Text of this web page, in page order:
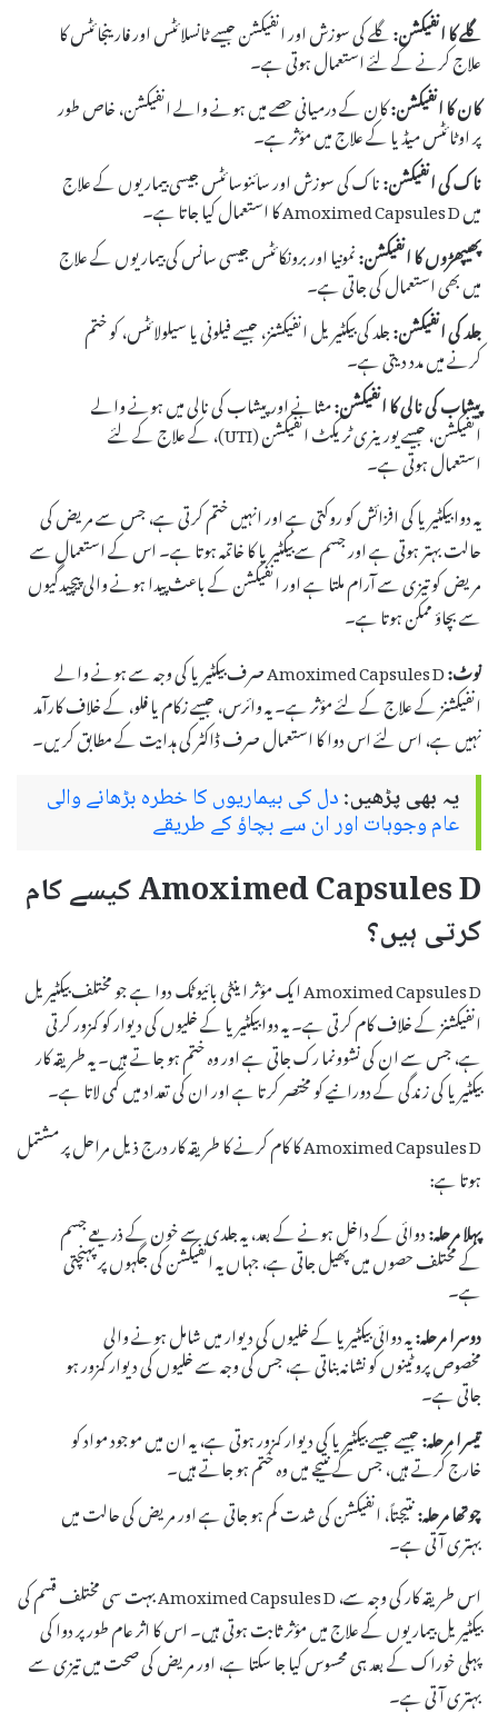
گلے کا انفیکشن:گلے کی سوزش اور انفیکشن جیسے ٹانسلائٹس اور فارینجائٹس کا
علاج کرنے کے لئے استعمال ہوتی ہے۔
کان کا انفیکشن:کان کے درمیانی حصے میں ہونے والے انفیکشن، خاص طور
پر اوٹائٹس میڈیا کے علاج میں مؤثر ہے۔
ناک کی انفیکشن:ناک کی سوزش اور سائنوسائٹس جیسی بیماریوں کے علاج
میں Amoximed Capsules D کا استعمال کیا جاتا ہے۔
پھیپھڑوں کا انفیکشن:نمونیا اور برونکائٹس جیسی سانس کی بیماریوں کے علاج
میں بھی استعمال کی جاتی ہے۔
جلد کی انفیکشن:جلد کی بیکٹیریل انفیکشنز، جیسے فیلونی یا سیلولائٹس، کو ختم
کرنے میں مدد دیتی ہے۔
پیشاب کی نالی کا انفیکشن:مثانے اور پیشاب کی نالی میں ہونے والے
انفیکشن، جیسے یورینری ٹریکٹ انفیکشن (UTI)، کے علاج کے لئے
استعمال ہوتی ہے۔
یہ دوا بیکٹیریا کی افزائش کو روکتی ہے اور انہیں ختم کرتی ہے، جس سے مریض کی
حالت بہتر ہوتی ہے اور جسم سے بیکٹیریا کا خاتمہ ہوتا ہے۔ اس کے استعمال سے
مریض کو تیزی سے آرام ملتا ہے اور انفیکشن کے باعث پیدا ہونے والی پیچیدگیوں
سے بچاؤ ممکن ہوتا ہے۔
نوٹ:
Amoximed Capsules D صرف بیکٹیریا کی وجہ سے ہونے والے
انفیکشنز کے علاج کے لئے مؤثر ہے۔ یہ وائرس، جیسے زکام یا فلو، کے خلاف کارآمد
نہیں ہے، اس لئے اس دوا کا استعمال صرف ڈاکٹر کی ہدایت کے مطابق کریں۔
یہ بھی پڑھیں:دل کی بیماریوں کا خطرہ بڑھانے والی
عام وجوہات اور ان سے بچاؤ کے طریقے
Amoximed Capsules D کیسے کام
کرتی ہیں؟
Amoximed Capsules D ایک مؤثر اینٹی بائیوٹک دوا ہے جو مختلف بیکٹیریل
انفیکشنز کے خلاف کام کرتی ہے۔ یہ دوا بیکٹیریا کے خلیوں کی دیوار کو کمزور کرتی
ہے، جس سے ان کی نشوونما رک جاتی ہے اور وہ ختم ہو جاتے ہیں۔ یہ طریقہ کار
بیکٹیریا کی زندگی کے دورانیے کو مختصر کرتا ہے اور ان کی تعداد میں کمی لاتا ہے۔
Amoximed Capsules D کا کام کرنے کا طریقہ کار درج ذیل مراحل پر مشتمل
ہوتا ہے:
پہلا مرحلہ:دوائی کے داخل ہونے کے بعد، یہ جلدی سے خون کے ذریعے جسم
کے مختلف حصوں میں پھیل جاتی ہے، جہاں یہ انفیکشن کی جگہوں پر پہنچتی
ہے۔
دوسرا مرحلہ:یہ دوائی بیکٹیریا کے خلیوں کی دیوار میں شامل ہونے والی
مخصوص پروٹینوں کو نشانہ بناتی ہے، جس کی وجہ سے خلیوں کی دیوار کمزور ہو
جاتی ہے۔
تیسرا مرحلہ:جیسے جیسے بیکٹیریا کی دیوار کمزور ہوتی ہے، یہ ان میں موجود مواد کو
خارج کرتے ہیں، جس کے نتیجے میں وہ ختم ہو جاتے ہیں۔
چوتھا مرحلہ:نتیجتاً، انفیکشن کی شدت کم ہو جاتی ہے اور مریض کی حالت میں
بہتری آتی ہے۔
اس طریقہ کار کی وجہ سے، Amoximed Capsules D بہت سی مختلف قسم کی
بیکٹیریل بیماریوں کے علاج میں مؤثر ثابت ہوتی ہیں۔ اس کا اثر عام طور پر دوا کی
پہلی خوراک کے بعد ہی محسوس کیا جا سکتا ہے، اور مریض کی صحت میں تیزی سے
بہتری آتی ہے۔